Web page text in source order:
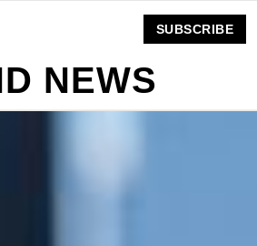
NEWS
SUBSCRIBE